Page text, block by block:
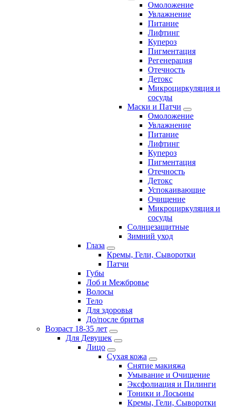
Омоложение
Увлажнение
Питание
Лифтинг
Купероз
Пигментация
Регенерация
Отечность
Детокс
Микроциркуляция и
сосуды
Маски и Патчи
Омоложение
Увлажнение
Питание
Лифтинг
Купероз
Пигментация
Отечность
Детокс
Успокаивающие
Очищение
Микроциркуляция и
сосуды
Солнцезащитные
Зимний уход
Глаза
Кремы, Гели, Сыворотки
Патчи
Губы
Лоб и Межбровье
Волосы
Тело
Для здоровья
До/после бритья
Возраст 18-35 лет
Для Девушек
Лицо
Сухая кожа
Снятие макияжа
Умывание и Очищение
Эксфолиация и Пилинги
Тоники и Лосьоны
Кремы, Гели, Сыворотки